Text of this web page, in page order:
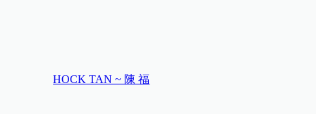
HOCK TAN ~ 陳 福